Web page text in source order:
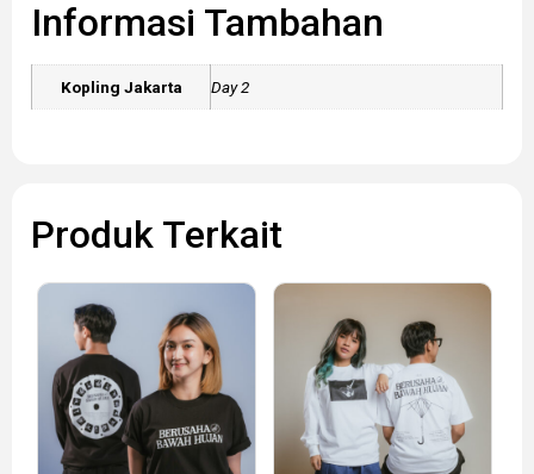
Informasi Tambahan
Kopling Jakarta Day 2
Produk Terkait